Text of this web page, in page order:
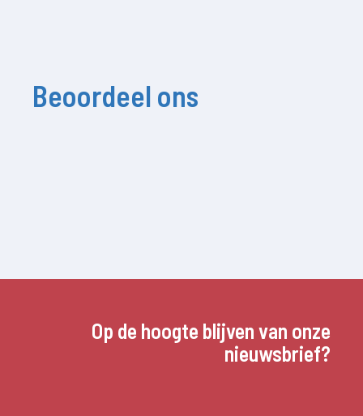
Beoordeel ons
Op de hoogte blijven van onze
nieuwsbrief?